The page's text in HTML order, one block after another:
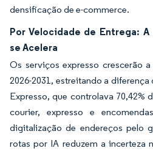
densificação de e-commerce.
Por Velocidade de Entrega:
se Acelera
Os serviços expresso crescerão
2026-2031, estreitando a
Expresso, que controlava 70,42%
courier, expresso e
digitalização de endereços pelo
rotas por IA reduzem a incerteza